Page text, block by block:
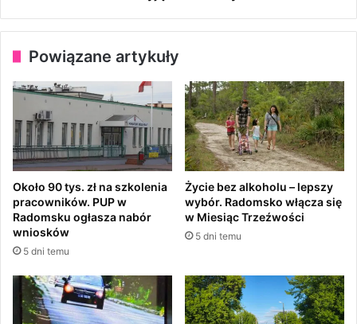
k
d
0
k
o
l
e
j
n
c
h
Powiązane artykuły
Około 90 tys. zł na szkolenia
pracowników. PUP w
Radomsku ogłasza nabór
wniosków
5 dni temu
Życie bez alkoholu – lepszy
wybór. Radomsko włącza się
w Miesiąc Trzeźwości
5 dni temu